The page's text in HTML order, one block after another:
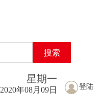
搜索
登陆
星期一
2020年08月09日